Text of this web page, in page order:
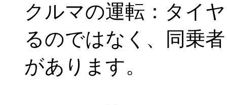
クルマの運転：タイ
るのではなく、同乗
があります。